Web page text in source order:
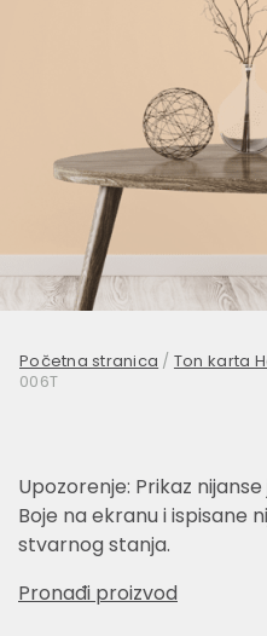
Početna stranica / Ton karta
006T
Upozorenje: Prikaz
Boje na ekranu i ispisane
stvarnog stanja.
Pronađi proizvod